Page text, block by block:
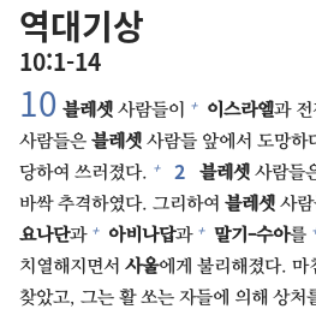
역대기상
10:1-14
10⁠ 블레셋 사람들이 + 이스라엘과 전
사람들은 블레셋 사람들 앞에서 도망하
당하여 쓰러졌다. + 2⁠ 블레셋 사람들
바싹 추격하였다. 그리하여 블레셋 사
요나단과 + 아비나답과 + 말기-수아를
치열해지면서 사울에게 불리해졌다. 마
찾았고, 그는 활 쏘는 자들에 의해 상처